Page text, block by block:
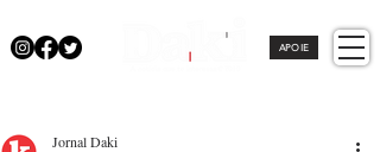
APOIE
Jornal Daki